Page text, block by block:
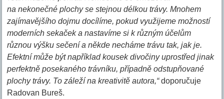
na nekonečné plochy se stejnou délkou trávy. Mnohem
zajímavějšího dojmu docílíme, pokud využijeme možností
moderních sekaček a nastavíme si k různým účelům
různou výšku sečení a někde necháme trávu tak, jak je.
Efektní může být například kousek divočiny uprostřed jinak
perfektně posekaného trávníku, případně odstupňované
plochy trávy. To záleží na kreativitě autora,“doporučuje
Radovan Bureš.